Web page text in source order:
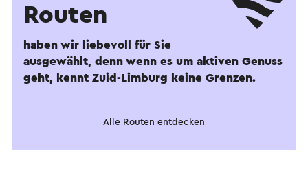
Routen
haben wir liebevoll für Sie
ausgewählt, denn wenn es um aktiven Genuss
geht, kennt Zuid-Limburg keine Grenzen.
Alle Routen entdecken